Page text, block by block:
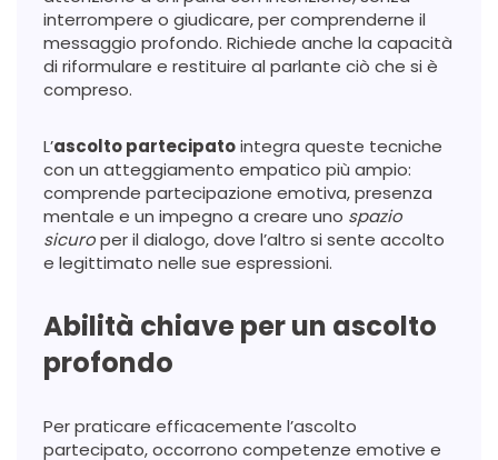
interrompere o giudicare, per comprenderne il
messaggio profondo. Richiede anche la capacità
di riformulare e restituire al parlante ciò che si è
compreso.
L’ascolto partecipatointegra queste tecniche
con un atteggiamento empatico più ampio:
comprende partecipazione emotiva, presenza
mentale e un impegno a creare uno spazio
sicuroper il dialogo, dove l’altro si sente accolto
e legittimato nelle sue espressioni.
Abilità chiave per un ascolto
profondo
Per praticare efficacemente l’ascolto
partecipato, occorrono competenze emotive e